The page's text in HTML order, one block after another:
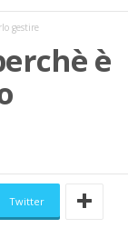
gestire
è
Twitter